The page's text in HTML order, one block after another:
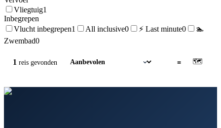
Vliegtuig1
Inbegrepen
Vlucht inbegrepen1 All inclusive0 ⚡ Last minute0
🏊
Zwembad0
1 reis gevonden ≡ 🗺